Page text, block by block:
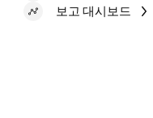
보고 대시보드